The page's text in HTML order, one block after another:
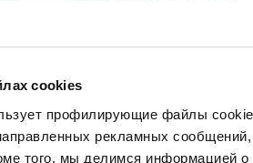
cookies
профилирующие файлы
рекламных
того, мы делимся информацией
- Kyiv (Ukraine)
retreat among the